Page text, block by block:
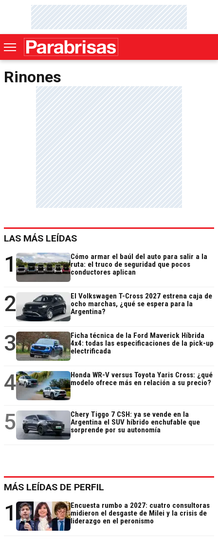
Rinones
LAS MÁS LEÍDAS
1
Cómo armar el baúl del auto para salir a la
ruta: el truco de seguridad que pocos
conductores aplican
2
El Volkswagen T-Cross 2027 estrena caja de
ocho marchas, ¿qué se espera para la
Argentina?
3
Ficha técnica de la Ford Maverick Híbrida
4x4: todas las especificaciones de la pick-up
electrificada
4
Honda WR-V versus Toyota Yaris Cross: ¿qué
modelo ofrece más en relación a su precio?
5
Chery Tiggo 7 CSH: ya se vende en la
Argentina el SUV híbrido enchufable que
sorprende por su autonomía
MÁS LEÍDAS DE PERFIL
1
Encuesta rumbo a 2027: cuatro consultoras
midieron el desgaste de Milei y la crisis de
liderazgo en el peronismo